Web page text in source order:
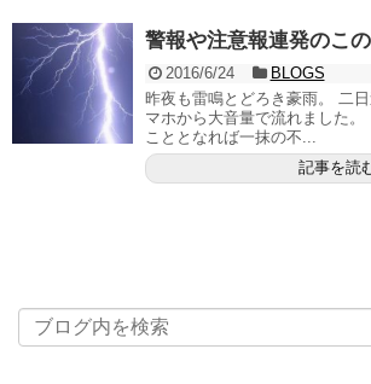
警報や注意報連発のこ
2016/6/24
BLOGS
昨夜も雷鳴とどろき豪雨。 二
マホから大音量で流れました。
こととなれば一抹の不...
記事を読